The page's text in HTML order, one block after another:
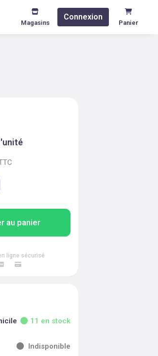
Magasins
Connexion
Panier
au panier
ligne sécurisé
11 en stock
Indisponible